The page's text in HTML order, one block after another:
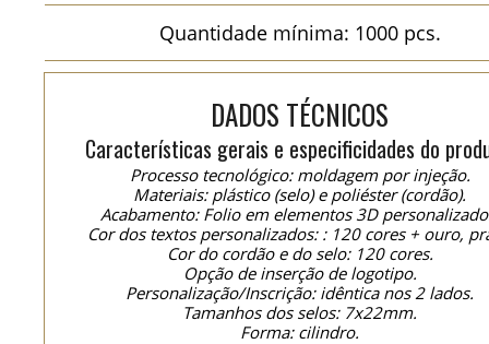
Quantidade mínima: 1000 pcs.
DADOS TÉCNICOS
Características gerais e especificidades do
Processo tecnológico: moldagem por injeção.
Materiais: plástico (selo) e poliéster (cordão).
Acabamento: Folio em elementos 3D
Cor dos textos personalizados: : 120 cores + ouro,
Cor do cordão e do selo: 120 cores.
Opção de inserção de logotipo.
Personalização/Inscrição: idêntica nos 2 lados.
Tamanhos dos selos: 7x22mm.
Forma: cilindro.